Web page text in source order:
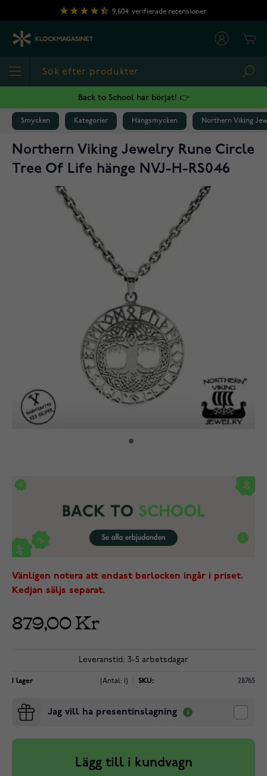
Hoppa till innehållet
9,604 verifierade recensioner
Back to School har börjat! 👉
Smycken Kategorier Hängsmycken Northern Viking
Northern Viking Jewelry Rune Circle
Tree Of Life hänge NVJ-H-RS046
Vänligen notera att endast berlocken ingår i priset.
Kedjan säljs separat.
879,00 Kr
Leveranstid: 3-5 arbetsdagar
I lager (Antal: 1) SKU: 28765
Jag vill ha presentinslagning
Lägg till i kundvagn